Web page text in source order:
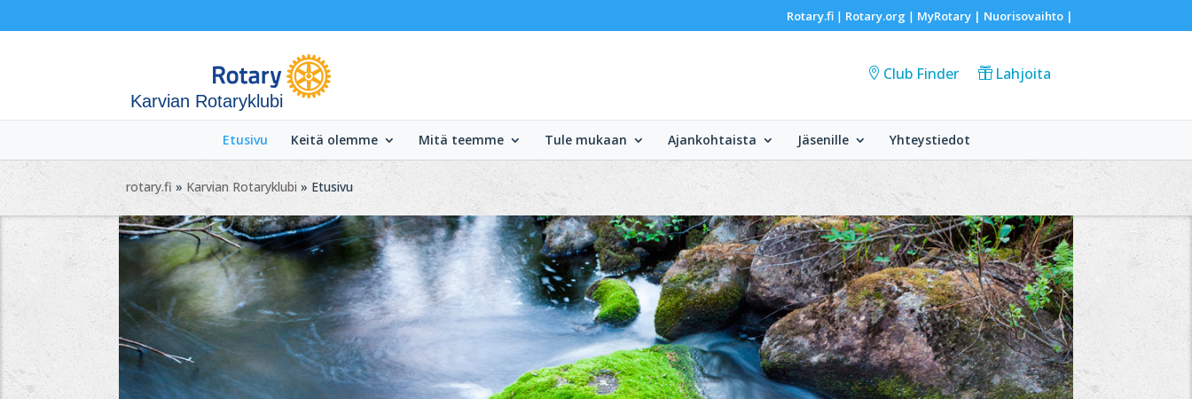
Rotary.fi| Rotary.org | MyRotary | Nuorisovaihto|
Karvian Rotaryklubi
Club Finder Lahjoita
Etusivu Keitä olemme Mitä teemme Tule mukaan Ajankohtaista Jäsenille Yhteystiedot
rotary.fi »Karvian Rotaryklubi » Etusivu